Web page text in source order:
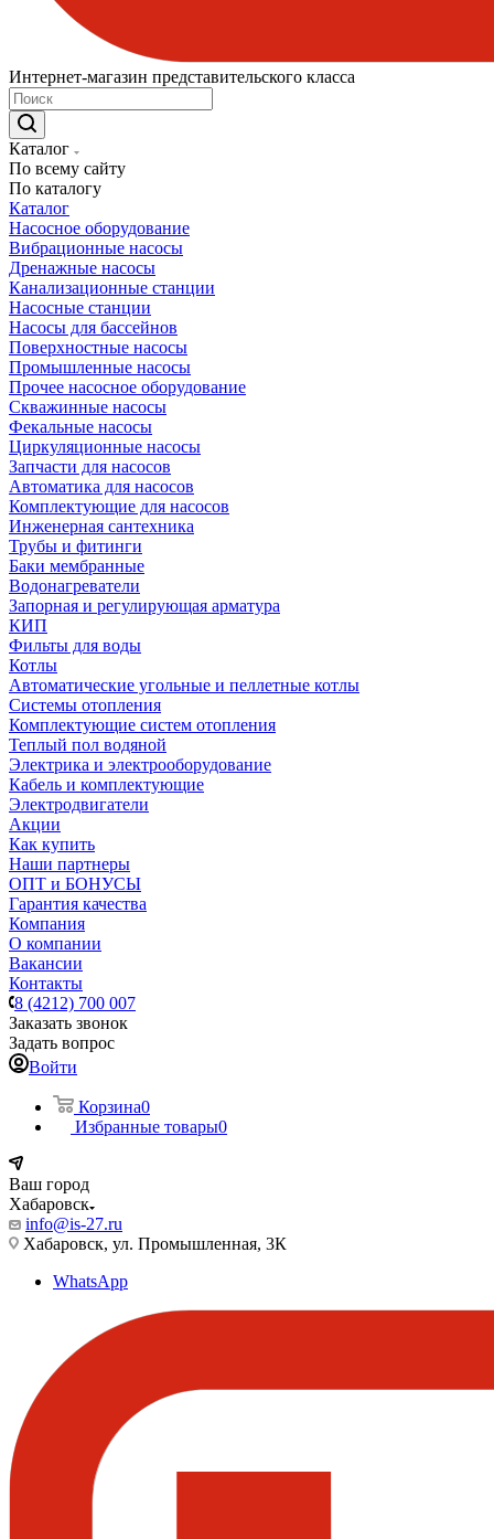
Интернет-магазин представительского класса
Каталог
По всему сайту
По каталогу
Каталог
Насосное оборудование
Вибрационные насосы
Дренажные насосы
Канализационные станции
Насосные станции
Насосы для бассейнов
Поверхностные насосы
Промышленные насосы
Прочее насосное оборудование
Скважинные насосы
Фекальные насосы
Циркуляционные насосы
Запчасти для насосов
Автоматика для насосов
Комплектующие для насосов
Инженерная сантехника
Трубы и фитинги
Баки мембранные
Водонагреватели
Запорная и регулирующая арматура
КИП
Фильты для воды
Котлы
Автоматические угольные и пеллетные котлы
Системы отопления
Комплектующие систем отопления
Теплый пол водяной
Электрика и электрооборудование
Кабель и комплектующие
Электродвигатели
Акции
Как купить
Наши партнеры
ОПТ и БОНУСЫ
Гарантия качества
Компания
О компании
Вакансии
Контакты
8 (4212) 700 007
Заказать звонок
Задать вопрос
Войти
Корзина0
Избранные товары0
Ваш город
Хабаровск
info@is-27.ru
Хабаровск, ул. Промышленная, 3К
WhatsApp